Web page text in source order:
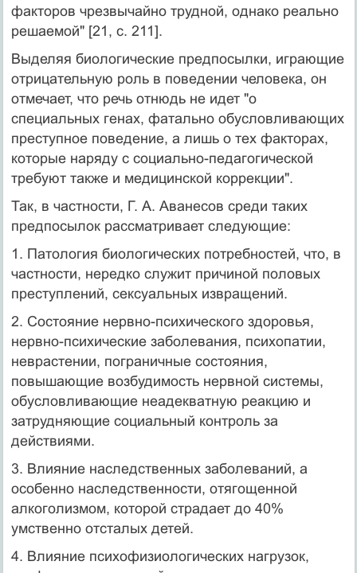
факторов чрезвычайно трудной, однако реально
решаемой" [21, с. 211].
Выделяя биологические предпосылки, играющие
отрицательную роль в поведении человека, он
отмечает, что речь отнюдь не идет "о
специальных генах, фатально обусловливающих
преступное поведение, а лишь о тех факторах,
которые наряду с социально-педагогической
требуют также и медицинской коррекции".
Так, в частности, Г. А. Аванесов среди таких
предпосылок рассматривает следующие:
1. Патология биологических потребностей, что, в
частности, нередко служит причиной половых
преступлений, сексуальных извращений.
2. Состояние нервно-психического здоровья,
нервно-психические заболевания, психопатии,
неврастении, пограничные состояния,
повышающие возбудимость нервной системы,
обусловливающие неадекватную реакцию и
затрудняющие социальный контроль за
действиями.
3. Влияние наследственных заболеваний, а
особенно наследственности, отягощенной
алкоголизмом, которой страдает до 40%
умственно отсталых детей.
4. Влияние психофизиологических нагрузок,